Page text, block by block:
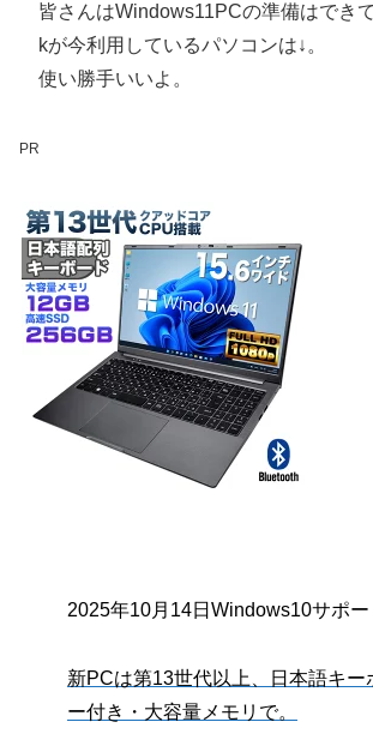
皆さんはWindows11PCの準備はでき
kが今利用しているパソコンは↓。
使い勝手いいよ。
PR
2025年10月14日Windows10サポー
新PCは第13世代以上、日本語キー
ー付き・大容量メモリで。